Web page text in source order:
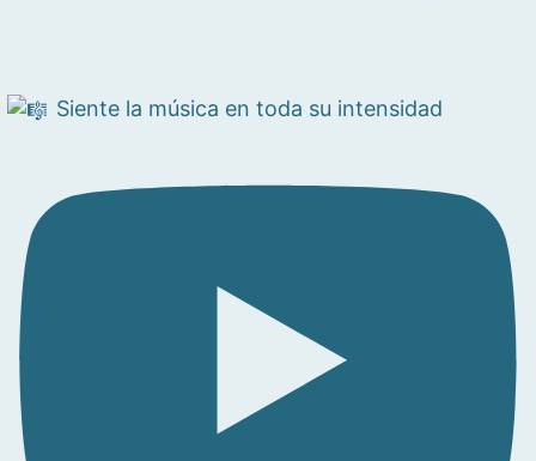
Siente la música en toda su intensidad